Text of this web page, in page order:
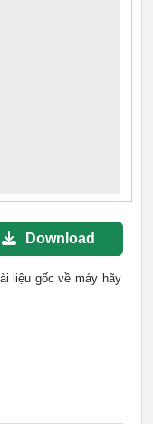
Download
liệu gốc về máy hãy